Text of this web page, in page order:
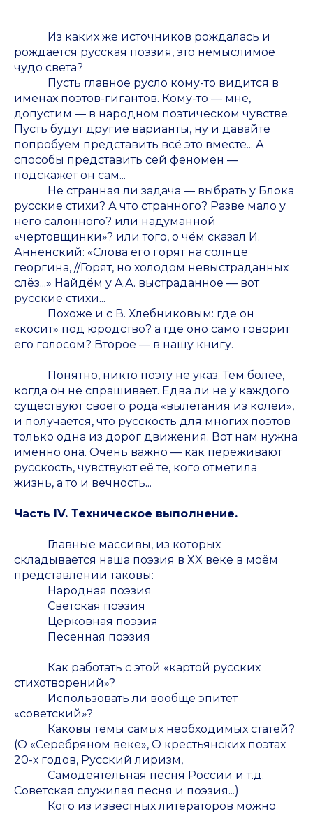
Из каких же источников рождалась и
рождается русская поэзия, это немыслимое
чудо света?
Пусть главное русло кому-то видится в
именах поэтов-гигантов. Кому-то — мне,
допустим — в народном поэтическом чувстве.
Пусть будут другие варианты, ну и давайте
попробуем представить всё это вместе... А
способы представить сей феномен —
подскажет он сам...
Не странная ли задача — выбрать у Блока
русские стихи? А что странного? Разве мало у
него салонного? или надуманной
«чертовщинки»? или того, о чём сказал И.
Анненский: «Слова его горят на солнце
георгина, //Горят, но холодом невыстраданных
слёз...» Найдём у А.А. выстраданное — вот
русские стихи...
Похоже и с В. Хлебниковым: где он
«косит» под юродство? а где оно само говорит
его голосом? Второе — в нашу книгу.
Понятно, никто поэту не указ. Тем более,
когда он не спрашивает. Едва ли не у каждого
существуют своего рода «вылетания из колеи»,
и получается, что русскость для многих поэтов
только одна из дорог движения. Вот нам нужна
именно она. Очень важно — как переживают
русскость, чувствуют её те, кого отметила
жизнь, а то и вечность...
Часть IV. Техническое выполнение.
Главные массивы, из которых
складывается наша поэзия в XX веке в моём
представлении таковы:
Народная поэзия
Светская поэзия
Церковная поэзия
Песенная поэзия
Как работать с этой «картой русских
стихотворений»?
Использовать ли вообще эпитет
«советский»?
Каковы темы самых необходимых статей?
(О «Серебряном веке», О крестьянских поэтах
20-х годов, Русский лиризм,
Самодеятельная песня России и т.д.
Советская служилая песня и поэзия...)
Кого из известных литераторов можно